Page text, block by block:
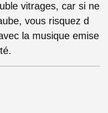
vitrages, car si ne
vous risquez d
la musique emise